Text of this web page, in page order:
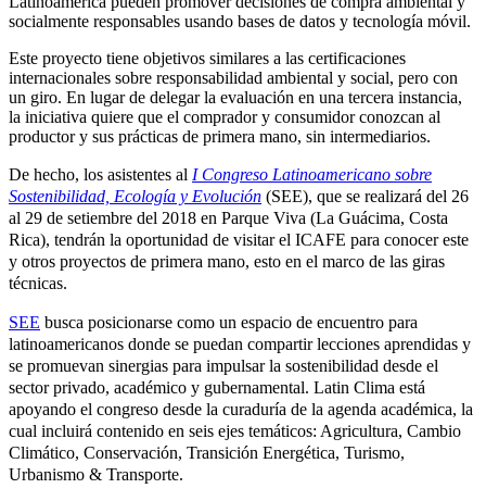
socialmente responsables usando bases de datos y tecnología móvil.
Este proyecto tiene objetivos similares a las certificaciones
internacionales sobre responsabilidad ambiental y social, pero con
un giro. En lugar de delegar la evaluación en una tercera instancia,
la iniciativa quiere que el comprador y consumidor conozcan al
productor y sus prácticas de primera mano, sin intermediarios.
De hecho, los asistentes al I Congreso Latinoamericano sobre
Sostenibilidad, Ecología y Evolución (SEE), que se realizará del 26
al 29 de setiembre del 2018 en Parque Viva (La Guácima, Costa
Rica), tendrán la oportunidad de visitar el ICAFE para conocer este
y otros proyectos de primera mano, esto en el marco de las giras
técnicas.
SEE busca posicionarse como un espacio de encuentro para
latinoamericanos donde se puedan compartir lecciones aprendidas y
se promuevan sinergias para impulsar la sostenibilidad desde el
sector privado, académico y gubernamental. Latin Clima está
apoyando el congreso desde la curaduría de la agenda académica, la
cual incluirá contenido en seis ejes temáticos: Agricultura, Cambio
Climático, Conservación, Transición Energética, Turismo,
Urbanismo & Transporte.